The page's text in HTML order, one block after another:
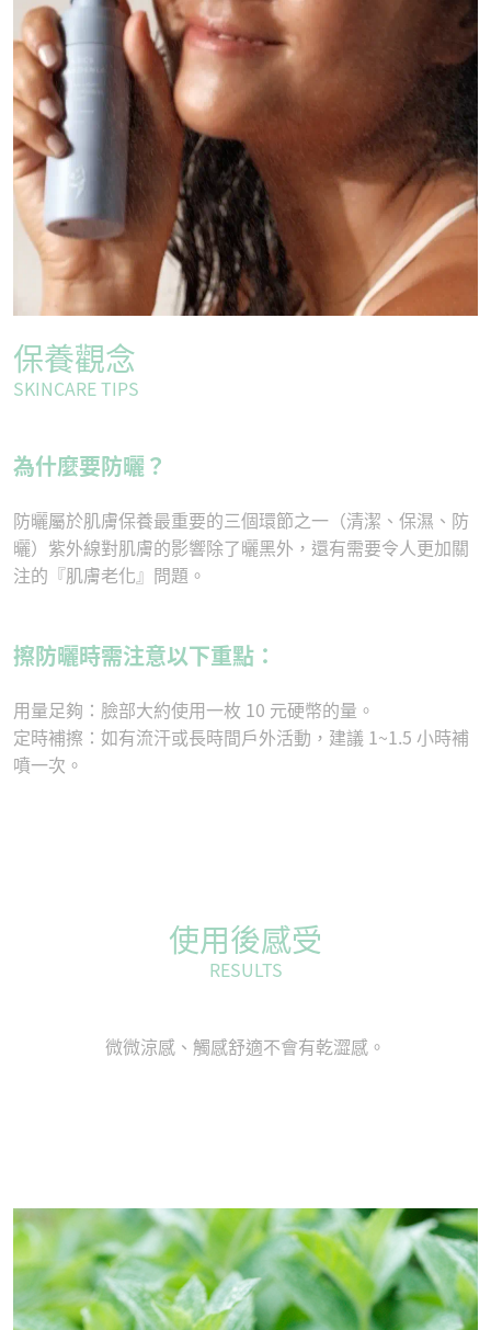
保養觀念
SKINCARE TIPS
為什麼要防曬？
防曬屬於肌膚保養最重要的三個環節之一（清潔、保濕、防
曬）紫外線對肌膚的影響除了曬黑外，還有需要令人更加關
注的『肌膚老化』問題。
擦防曬時需注意以下重點：
用量足夠：臉部大約使用一枚 10 元硬幣的量。
定時補擦：如有流汗或長時間戶外活動，建議 1~1.5 小時補
噴一次。
使用後感受
RESULTS
微微涼感、觸感舒適不會有乾澀感。